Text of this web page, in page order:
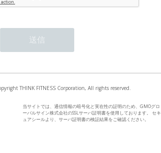
THINK FITNESS Corporation, All rights reserved.
当サイトでは、通信情報の暗号化と実在性の証明のため、GMOグロ
ーバルサイン株式会社のSSLサーバ証明書を使用しております。 セキ
ュアシールより、サーバ証明書の検証結果をご確認ください。